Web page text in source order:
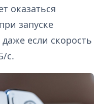
оказаться
запуске
если скорость
с.